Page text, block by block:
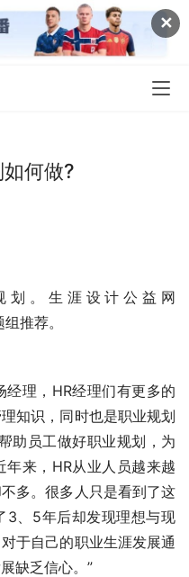
✕
何做?
划。生涯设计公益网
推荐。
理，HR经理们有更多的
知识，同时也是职业规划
助员工做好职业规划，为
来，HR从业人员越来越
多。很多人只是看到了这
3、5年后却发现理想与现
于自己的职业生涯发展通
缺乏信心。”